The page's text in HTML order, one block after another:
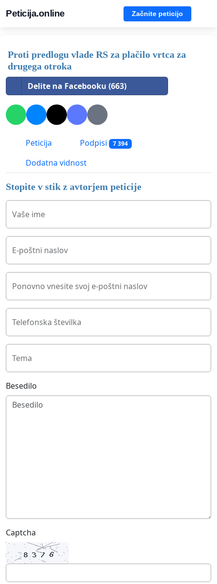
Peticija.online Začnite peticijo
Proti predlogu vlade RS za plačilo vrtca za
drugega otroka
Delite na Facebooku (663)
Peticija Podpisi 7 394
Dodatna vidnost
Stopite v stik z avtorjem peticije
Vaše ime
E-poštni naslov
Ponovno vnesite svoj e-poštni naslov
Telefonska številka
Tema
Besedilo
Captcha